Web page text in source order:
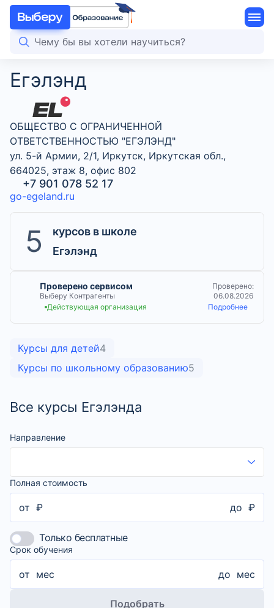
Егэлэнд
+7 901 078 52 17
ОБЩЕСТВО С ОГРАНИЧЕННОЙ
ОТВЕТСТВЕННОСТЬЮ "ЕГЭЛЭНД"
ул. 5-й Армии, 2/1, Иркутск, Иркутская обл.,
664025, этаж 8, офис 802
go-egeland.ru
5
курсов в школе
Егэлэнд
Проверено сервисом
Выберу Контрагенты
Проверено:
06.08.2026
Действующая организация
Подробнее
Курсы для детей4
Курсы по школьному образованию5
Все курсы Егэлэнда
Направление
Полная стоимость
от ₽ до ₽
Только бесплатные
Срок обучения
от мес до мес
Подобрать